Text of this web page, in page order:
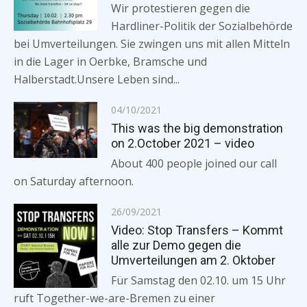
Wir protestieren gegen die
Hardliner-Politik der Sozialbehörde
bei Umverteilungen. Sie zwingen uns mit allen Mitteln
in die Lager in Oerbke, Bramsche und
Halberstadt.Unsere Leben sind...
Posted
on
04/10/2021
This was the big demonstration
on 2.October 2021 – video
About 400 people joined our call
on Saturday afternoon.
Posted
on
26/09/2021
Video: Stop Transfers – Kommt
alle zur Demo gegen die
Umverteilungen am 2. Oktober
Für Samstag den 02.10. um 15 Uhr
ruft Together-we-are-Bremen zu einer